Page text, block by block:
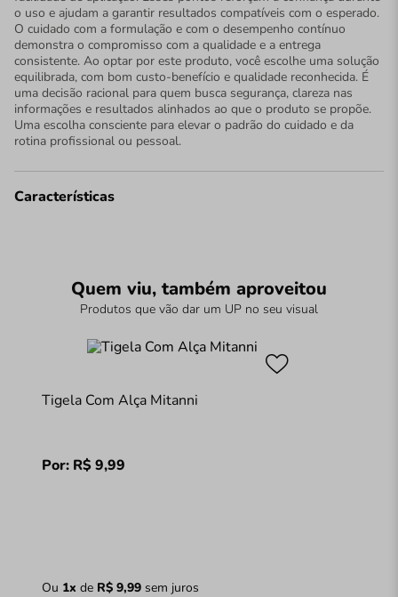
o uso e ajudam a garantir resultados compatíveis com o esperado.
O cuidado com a formulação e com o desempenho contínuo
demonstra o compromisso com a qualidade e a entrega
consistente. Ao optar por este produto, você escolhe uma solução
equilibrada, com bom custo-benefício e qualidade reconhecida. É
uma decisão racional para quem busca segurança, clareza nas
informações e resultados alinhados ao que o produto se propõe.
Uma escolha consciente para elevar o padrão do cuidado e da
rotina profissional ou pessoal.
Características
Quem viu, também aproveitou
Produtos que vão dar um UP no seu visual
Tigela Com Alça Mitanni
Por: R$9,99
Ou 1x de R$ 9,99sem juros